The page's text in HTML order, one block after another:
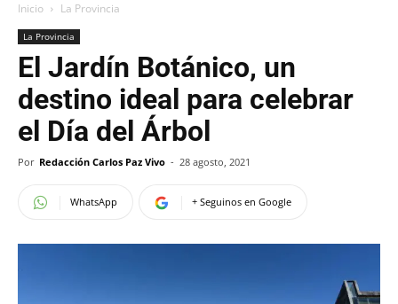
Inicio La Provincia
La Provincia
El Jardín Botánico, un
destino ideal para celebrar
el Día del Árbol
Por Redacción Carlos Paz Vivo - 28 agosto, 2021
WhatsApp + Seguinos en Google